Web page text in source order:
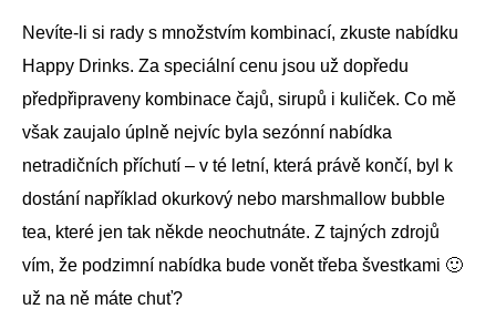
Nevíte-li si rady s množstvím kombinací, zkuste nabídku
Happy Drinks. Za speciální cenu jsou už dopředu
předpřipraveny kombinace čajů, sirupů i kuliček. Co mě
však zaujalo úplně nejvíc byla sezónní nabídka
netradičních příchutí – v té letní, která právě končí, byl k
dostání například okurkový nebo marshmallow bubble
tea, které jen tak někde neochutnáte. Z tajných zdrojů
vím, že podzimní nabídka bude vonět třeba švestkami 🙂
už na ně máte chuť?